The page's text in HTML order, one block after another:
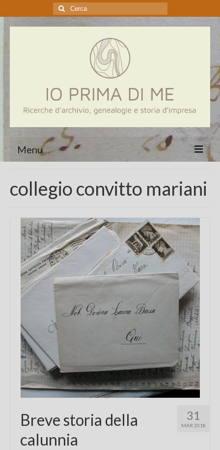
Cerca:
Menu
Genealogia
Aziende
Chi sono
FAQ
Contatti
collegio convitto mariani
31
MAR 2018
Breve storia della
calunnia